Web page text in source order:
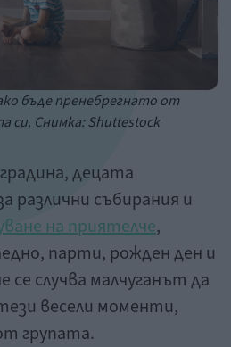
бъде пренебрегнато от
си. Снимка: Shuttestock
децата
различни събирания и
на приятелче,
парти, рожден ден и
се случва малчуганът да
весели моменти,
групата.